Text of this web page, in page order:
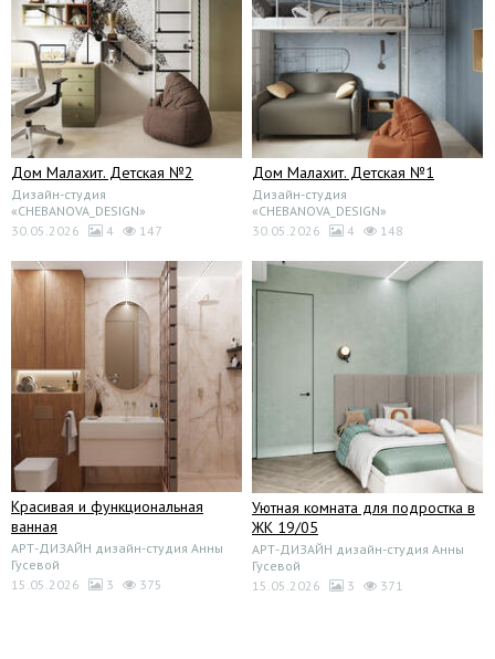
Дом Малахит. Детская №2
Дизайн-студия
«CHEBANOVA_DESIGN»
30.05.2026
4 147
Дом Малахит. Детская №1
Дизайн-студия
«CHEBANOVA_DESIGN»
30.05.2026
4 148
Красивая и функциональная
ванная
АРТ-ДИЗАЙН дизайн-студия Анны
Гусевой
15.05.2026
3 375
Уютная комната для подростка в
ЖК 19/05
АРТ-ДИЗАЙН дизайн-студия Анны
Гусевой
15.05.2026
3 371